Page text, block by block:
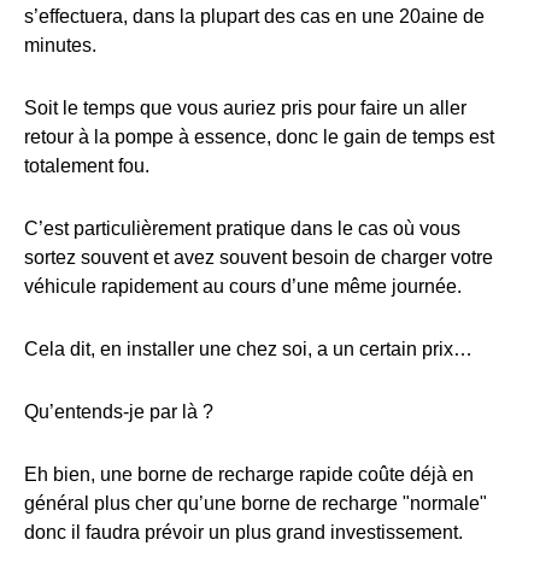
s’effectuera, dans la plupart des cas en une 20aine de
minutes.
Soit le temps que vous auriez pris pour faire un aller
retour à la pompe à essence, donc le gain de temps est
totalement fou.
C’est particulièrement pratique dans le cas où vous
sortez souvent et avez souvent besoin de charger votre
véhicule rapidement au cours d’une même journée.
Cela dit, en installer une chez soi, a un certain prix…
Qu’entends-je par là ?
Eh bien, une borne de recharge rapide coûte déjà en
général plus cher qu’une borne de recharge "normale"
donc il faudra prévoir un plus grand investissement.